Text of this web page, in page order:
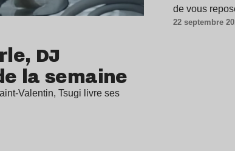
DJ
la semaine
Valentin, Tsugi livre ses
de vous
22 septembre